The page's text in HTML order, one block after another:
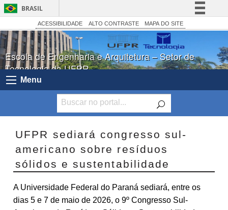
BRASIL
Simplifique!
Comunica BR
Participe
Acesso à informação
Canais
ACESSIBILIDADE ALTO CONTRASTE MAPA DO SITE
Escola de Engenharia e Arquitetura – Setor de
Tecnologia da UFPR
Menu
UFPR sediará congresso sul-
americano sobre resíduos
sólidos e sustentabilidade
A Universidade Federal do Paraná sediará, entre os
dias 5 e 7 de maio de 2026, o 9º Congresso Sul-